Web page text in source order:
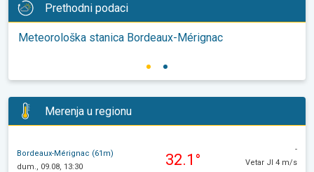
Prethodni podaci
Meteorološka stanica Bordeaux-Mérignac
Merenja u regionu
Bordeaux-Mérignac (61m)
dum., 09.08, 13:30
32.1°
-
Vetar JI 4 m/s